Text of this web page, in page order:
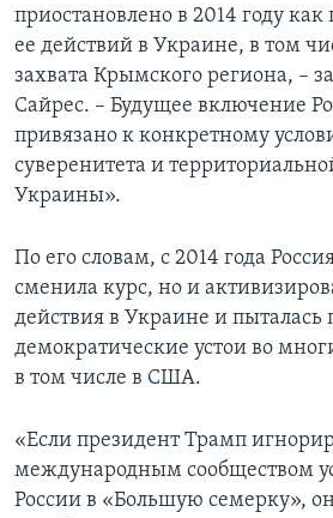
приостановлено в 2014 году как
ее действий в Украине, в том
захвата Крымского региона, –
Сайрес. – Будущее включение
привязано к конкретному
суверенитета и
Украины».
По его словам, с 2014 года
сменила курс, но и
действия в Украине и пыталась
демократические устои во
в том числе в США.
«Если президент Трамп
международным сообществом
России в «Большую семерку»,